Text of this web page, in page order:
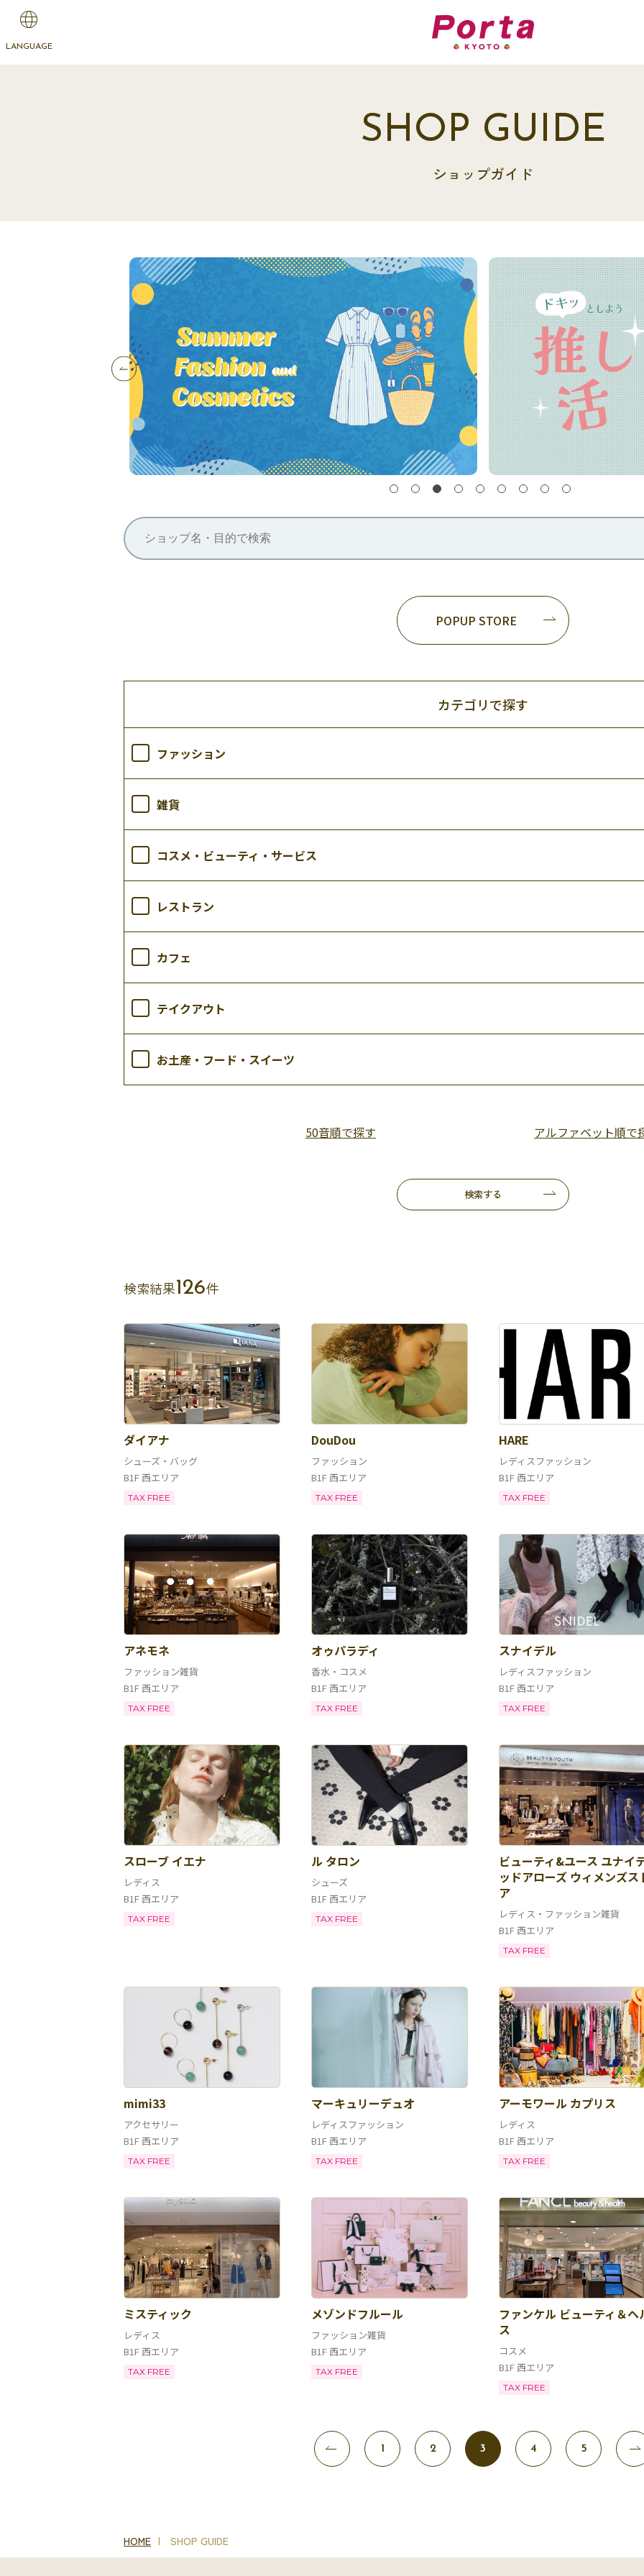
LANGUAGE
SHOP GUIDE
ショップガイド
POPUP STORE
カテゴリで探す
ファッション
雑貨
コスメ・ビューティ・サービス
レストラン
カフェ
テイクアウト
お土産・フード・スイーツ
50音順で探す アルファベット順で
検索する
検索結果126件
ダイアナ
シューズ・バッグ
B1F 西エリア
TAX FREE
DouDou
ファッション
B1F 西エリア
TAX FREE
HARE
レディスファッション
B1F 西エリア
TAX FREE
アネモネ
ファッション雑貨
B1F 西エリア
TAX FREE
オゥパラディ
香水・コスメ
B1F 西エリア
TAX FREE
スナイデル
レディスファッション
B1F 西エリア
TAX FREE
スローブ イエナ
レディス
B1F 西エリア
TAX FREE
ル タロン
シューズ
B1F 西エリア
TAX FREE
ビューティ&ユース ユナイ
ッドアローズ ウィメンズス
ア
レディス・ファッション雑貨
B1F 西エリア
TAX FREE
mimi33
アクセサリー
B1F 西エリア
TAX FREE
マーキュリーデュオ
レディスファッション
B1F 西エリア
TAX FREE
アーモワール カプリス
レディス
B1F 西エリア
TAX FREE
ミスティック
レディス
B1F 西エリア
TAX FREE
メゾンドフルール
ファッション雑貨
B1F 西エリア
TAX FREE
ファンケル ビューティ＆ヘ
ス
コスメ
B1F 西エリア
TAX FREE
1 2 3 4 5
HOME SHOP GUIDE